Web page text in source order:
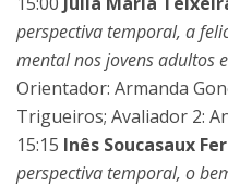
perspectiva temporal, a
mental nos jovens adultos
Orientador: Armanda
Trigueiros; Avaliador 2:
15:15 Inês Soucasaux
perspectiva temporal, o